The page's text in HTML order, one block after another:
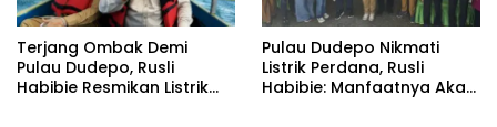
Terjang Ombak Demi
Pulau Dudepo, Rusli
Habibie Resmikan Listrik
Pulau Dudepo Nikmati
Listrik Perdana, Rusli
Habibie: Manfaatnya Akan